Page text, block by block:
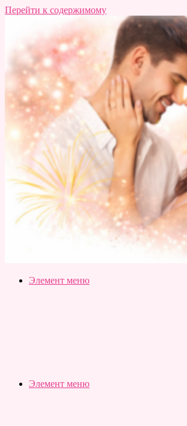
Перейти к содержимому
Slubovju.ru
Бесплатные
Элемент меню
Элемент меню